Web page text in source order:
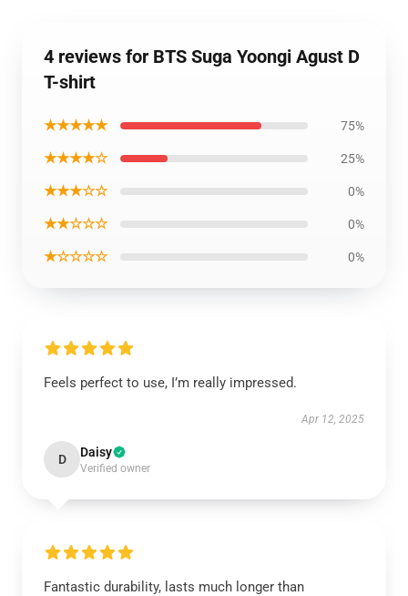
4 reviews for BTS Suga Yoongi Agust D
T-shirt
★★★★★ 75%
★★★★☆ 25%
★★★☆☆ 0%
★★☆☆☆ 0%
★☆☆☆☆ 0%
Feels perfect to use, I’m really impressed.
Apr 12, 2025
D Daisy
Verified owner
Fantastic durability, lasts much longer than